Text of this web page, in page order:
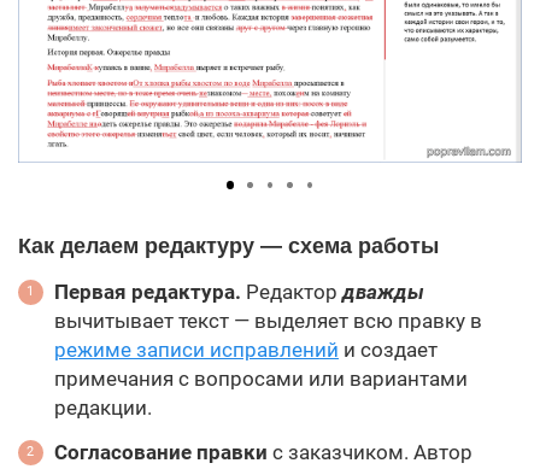
Как делаем редактуру — схема работы
Первая редактура. Редактордважды
вычитывает текст — выделяет всю правку в
режиме записи исправлений и создает
примечания с вопросами или вариантами
редакции.
Согласование правки с заказчиком. Автор